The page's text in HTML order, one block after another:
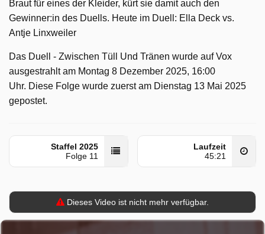
Braut für eines der Kleider, kürt sie damit auch den
Gewinner:in des Duells. Heute im Duell: Ella Deck vs.
Antje Linxweiler
Das Duell - Zwischen Tüll Und Tränen wurde auf Vox
ausgestrahlt am Montag 8 Dezember 2025, 16:00
Uhr. Diese Folge wurde zuerst am Dienstag 13 Mai 2025
gepostet.
Staffel 2025
Folge 11
Laufzeit
45:21
Dieses Video ist nicht mehr verfügbar.